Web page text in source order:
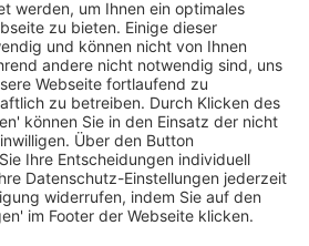
an diese übermittelt. Der
geht auf eine Initiative der
zurück, das
von kleinen und mittleren
innovativen Start-ups und
zu fördern. In seiner
das DRSC grundsätzlich das
Kommission, den Zugang zu
von der Initiative betroffenen
Zugleich weist das DRSC